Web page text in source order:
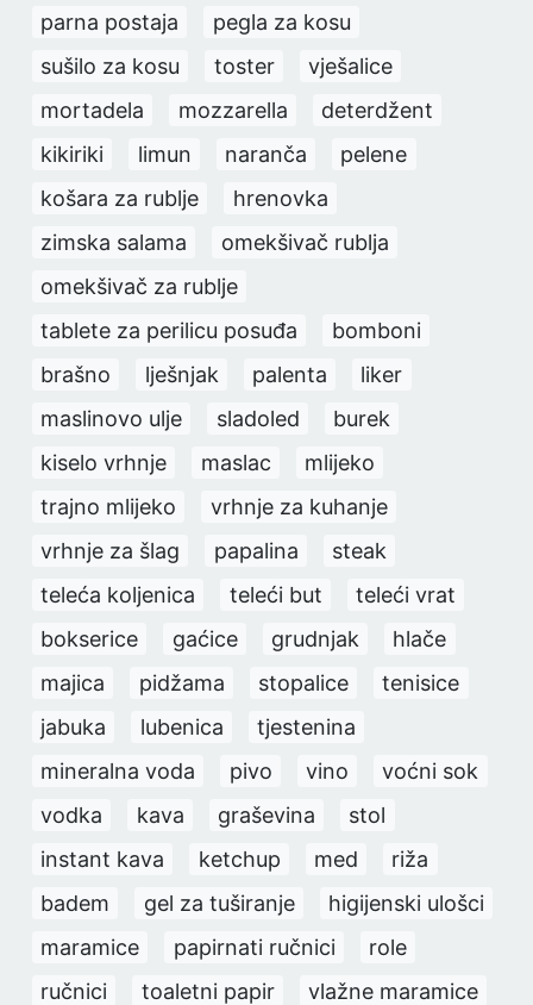
parna postaja
pegla za kosu
sušilo za kosu
toster
vješalice
mortadela
mozzarella
deterdžent
kikiriki
limun naranča
pelene
košara za rublje
hrenovka
zimska salama
omekšivač rublja
omekšivač za rublje
tablete za perilicu posuđa
bomboni
brašno
lješnjak palenta
liker
maslinovo ulje
sladoled
burek
kiselo vrhnje
maslac
mlijeko
trajno mlijeko
vrhnje za kuhanje
vrhnje za šlag
papalina
steak
teleća koljenica
teleći but
teleći vrat
bokserice
gaćice grudnjak
hlače
majica
pidžama stopalice
tenisice
jabuka
lubenica
tjestenina
mineralna voda
pivo vino
voćni sok
vodka
kava graševina
stol
instant kava
ketchup med
riža
badem
gel za tuširanje
higijenski ulošci
maramice
papirnati ručnici
role
ručnici
toaletni papir
vlažne maramice